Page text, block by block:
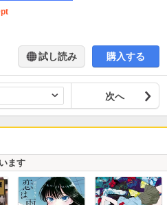
試し読み 購入する
次へ
ます